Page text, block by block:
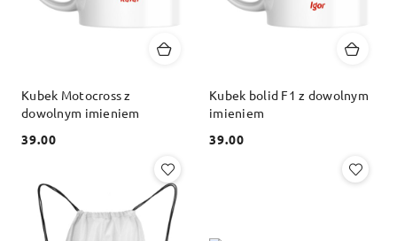
Kubek Motocross z
dowolnym imieniem
Cena:
39.00
Kubek bolid F1 z dowolnym
imieniem
Cena:
39.00